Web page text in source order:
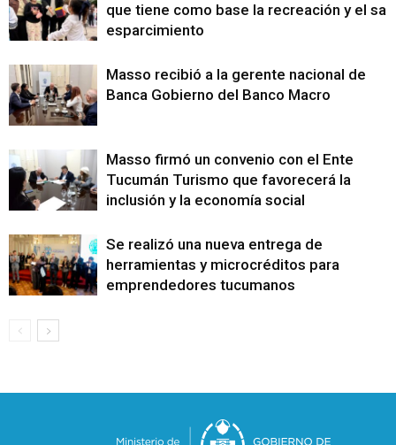
que tiene como base la recreación y el
esparcimiento
Masso recibió a la gerente nacional de
Banca Gobierno del Banco Macro
Masso firmó un convenio con el Ente
Tucumán Turismo que favorecerá la
inclusión y la economía social
Se realizó una nueva entrega de
herramientas y microcréditos para
emprendedores tucumanos